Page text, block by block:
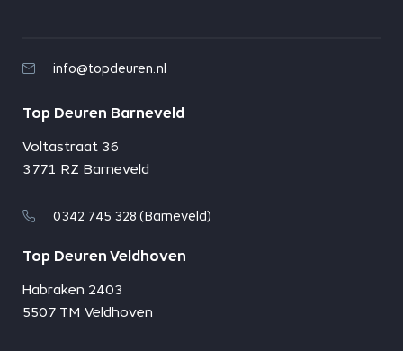
info@topdeuren.nl
Top Deuren Barneveld
Voltastraat 36
3771 RZ Barneveld
0342 745 328 (Barneveld)
Top Deuren Veldhoven
Habraken 2403
5507 TM Veldhoven